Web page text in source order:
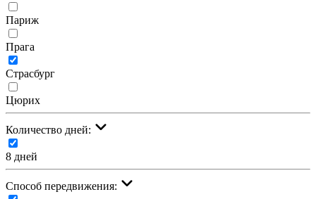
Париж
Прага
Страсбург
Цюрих
Количество дней:
8 дней
Cпособ передвижения: